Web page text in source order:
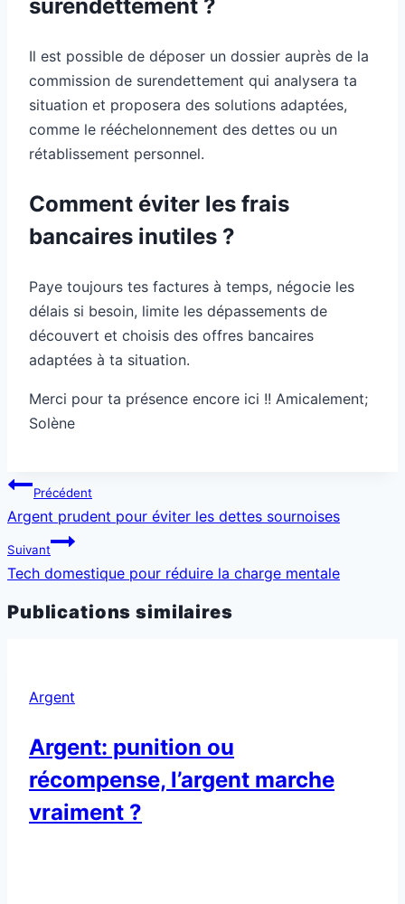
surendettement ?
Il est possible de déposer un dossier auprès de la
commission de surendettement qui analysera ta
situation et proposera des solutions adaptées,
comme le rééchelonnement des dettes ou un
rétablissement personnel.
Comment éviter les frais
bancaires inutiles ?
Paye toujours tes factures à temps, négocie les
délais si besoin, limite les dépassements de
découvert et choisis des offres bancaires
adaptées à ta situation.
Merci pour ta présence encore ici !! Amicalement;
Solène
Navigation
de
l’article
Précédent
Argent prudent pour éviter les dettes sournoises
Suivant
Tech domestique pour réduire la charge mentale
Publications similaires
Argent
Argent: punition ou
récompense, l’argent marche
vraiment ?